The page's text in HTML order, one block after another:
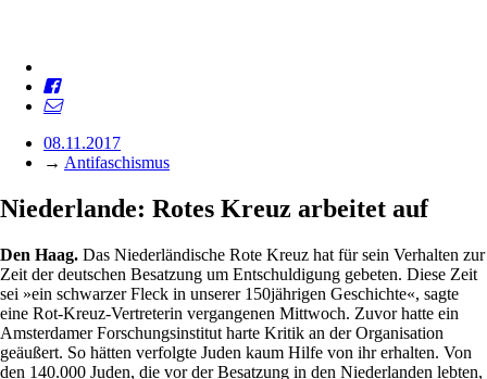
08.11.2017
→ Antifaschismus
Niederlande: Rotes Kreuz arbeitet auf
Den Haag. Das Niederländische Rote Kreuz hat für sein Verhalten zur
Zeit der deutschen Besatzung um Entschuldigung gebeten. Diese Zeit
sei »ein schwarzer Fleck in unserer 150jährigen Geschichte«, sagte
eine Rot-Kreuz-Vertreterin vergangenen Mittwoch. Zuvor hatte ein
Amsterdamer Forschungsinstitut harte Kritik an der Organisation
geäußert. So hätten verfolgte Juden kaum Hilfe von ihr erhalten. Von
den 140.000 Juden, die vor der Besatzung in den Niederlanden lebten,